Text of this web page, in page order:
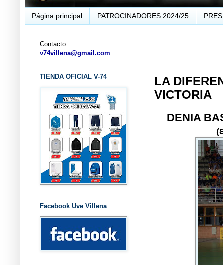
Página principal PATROCINADORES 2024/25
LA
VICTORIA
DENIA
Contacto...
v74villena@gmail.com
TIENDA OFICIAL V-74
Facebook Uve Villena